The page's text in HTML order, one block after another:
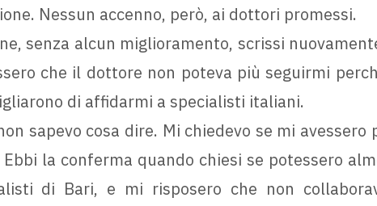
Nessun accenno, però, ai dottori promessi.
senza alcun miglioramento, scrissi
che il dottore non poteva più seguirmi
di affidarmi a specialisti italiani.
sapevo cosa dire. Mi chiedevo se mi avessero
la conferma quando chiesi se potessero
di Bari, e mi risposero che non